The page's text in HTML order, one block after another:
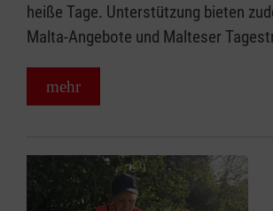
heiße Tage. Unterstützung bieten
Malta-Angebote und Malteser
mehr